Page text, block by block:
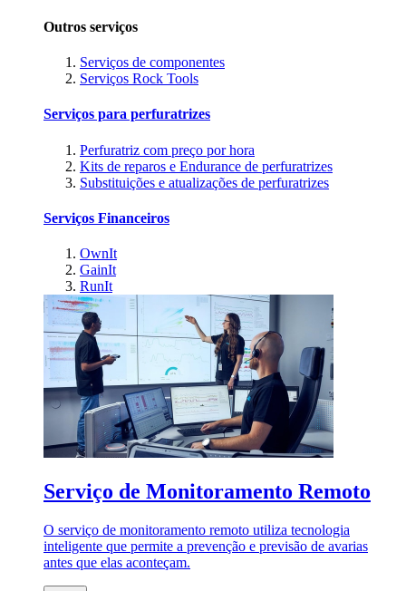
Outros serviços
Serviços de componentes
Serviços Rock Tools
Serviços para perfuratrizes
Perfuratriz com preço por hora
Kits de reparos e Endurance de perfuratrizes
Substituições e atualizações de perfuratrizes
Serviços Financeiros
OwnIt
GainIt
RunIt
Serviço de Monitoramento Remoto
O serviço de monitoramento remoto utiliza tecnologia
inteligente que permite a prevenção e previsão de avarias
antes que elas aconteçam.